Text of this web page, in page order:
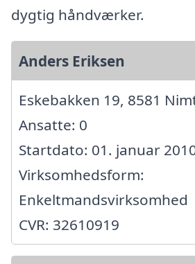
dygtig håndværker.
Anders Eriksen
Eskebakken 19, 8581
Ansatte: 0
Startdato: 01. januar
Virksomhedsform:
Enkeltmandsvirksomhed
CVR: 32610919